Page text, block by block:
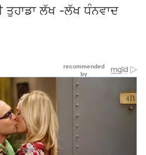
ਤੁਹਾਡਾ ਲੱਖ -ਲੱਖ ਧੰਨਵਾਦ